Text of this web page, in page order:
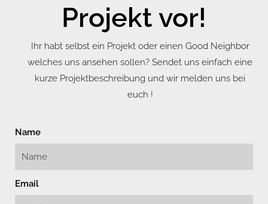
Projekt vor!
Ihr habt selbst ein Projekt oder einen Good Neighbor
welches uns ansehen sollen? Sendet uns einfach eine
kurze Projektbeschreibung und wir melden uns bei
euch !
Name
Email